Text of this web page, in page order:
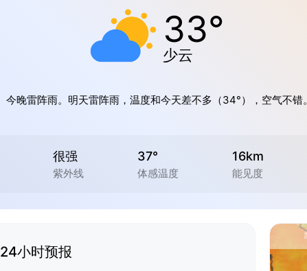
33°
少云
今晚雷阵雨。明天雷阵雨，温度和今天差不多（34°），空气不错。
很强
紫外线
37°
体感温度
16km
能见度
24小时预报